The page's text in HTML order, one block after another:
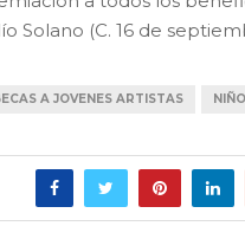
Solano (C. 16 de
A JOVENES ARTISTAS